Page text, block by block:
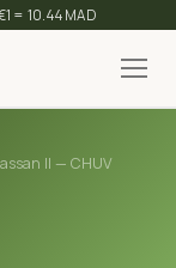
= 10.44 MAD
II — CHUV